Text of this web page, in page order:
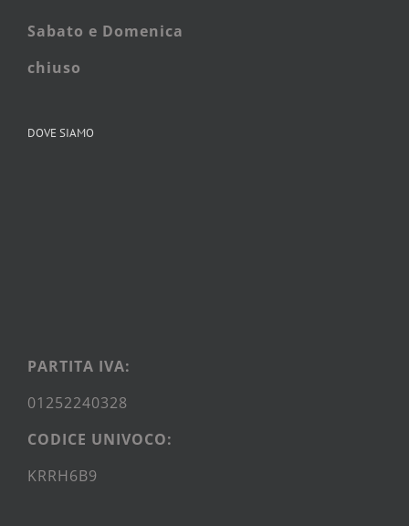
Sabato e Domenica
chiuso
DOVE SIAMO
PARTITA IVA:
01252240328
CODICE UNIVOCO:
KRRH6B9